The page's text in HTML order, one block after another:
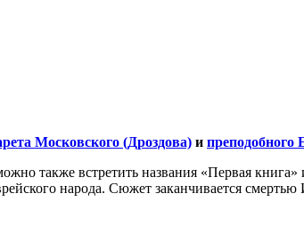
Московского (Дроздова) и
также встретить названия «Первая
народа. Сюжет заканчивается смертью